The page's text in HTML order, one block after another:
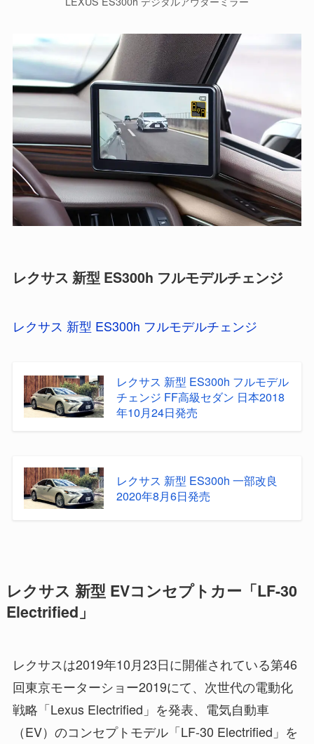
レクサス 新型 ES300h フルモデルチェンジ
レクサス 新型 ES300h フルモデルチェンジ
レクサス 新型 ES300h フルモデル
チェンジ FF高級セダン 日本2018
年10月24日発売
レクサス 新型 ES300h 一部改良
2020年8月6日発売
レクサス 新型 EVコンセプトカー「LF-30
Electrified」
レクサスは2019年10月23日に開催されている第46
回東京モーターショー2019にて、次世代の電動化
戦略「Lexus Electrified」を発表、電気自動車
（EV）のコンセプトモデル「LF-30 Electrified」を